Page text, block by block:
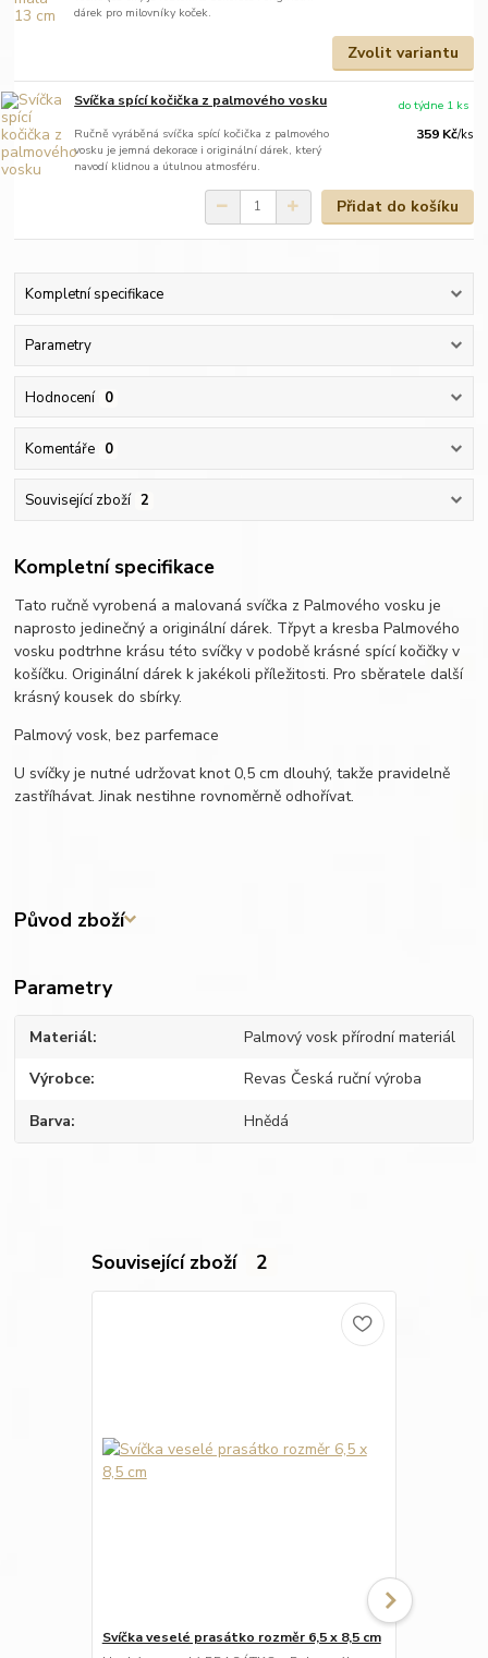
dárek pro milovníky koček.
Zvolit variantu
Svíčka spící kočička z palmového vosku
Ručně vyráběná svíčka spící kočička z palmového
vosku je jemná dekorace i originální dárek, který
navodí klidnou a útulnou atmosféru.
359 Kč/ks
do týdne 1 ks
Přidat do košíku
Kompletní specifikace
Parametry
Hodnocení 0
Komentáře 0
Související zboží 2
Kompletní specifikace
Tato ručně vyrobená a malovaná svíčka z Palmového vosku je
naprosto jedinečný a originální dárek. Třpyt a kresba Palmového
vosku podtrhne krásu této svíčky v podobě krásné spící kočičky v
košíčku. Originální dárek k jakékoli příležitosti. Pro sběratele další
krásný kousek do sbírky.
Palmový vosk, bez parfemace
U svíčky je nutné udržovat knot 0,5 cm dlouhý, takže pravidelně
zastříhávat. Jinak nestihne rovnoměrně odhořívat.
Původ zboží
Parametry
Materiál Palmový vosk přírodní materiál
Výrobce Revas Česká ruční výroba
Barva Hnědá
Související zboží 2
Svíčka veselé prasátko rozměr 6,5 x 8,5 cm